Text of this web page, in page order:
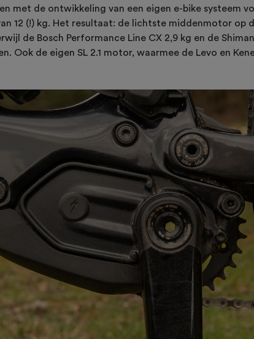
met de ontwikkeling van een eigen e-bike systeem
12 (!) kg. Het resultaat: de lichtste middenmotor op
de Bosch Performance Line CX 2,9 kg en de
Ook de eigen SL 2.1 motor, waarmee de Levo en